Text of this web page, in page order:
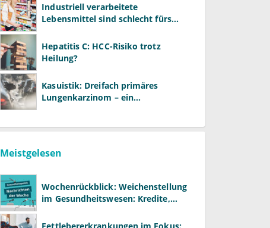
Industriell verarbeitete
Lebensmittel sind schlecht fürs
Hepatitis C: HCC-Risiko trotz
Heilung?
Kasuistik: Dreifach primäres
Lungenkarzinom – ein
Meistgelesen
Wochenrückblick: Weichenstellung
im Gesundheitswesen: Kredite,
Fettlebererkrankungen im Fokus: